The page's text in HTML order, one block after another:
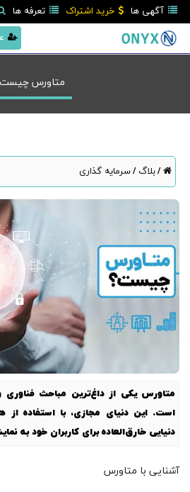
آگهی ها خرید اشتراک تعرفه ها
متاورس چیست
/بلاگ/سرمایه گذاری
متاورس یکی از داغ‌ترین مباحث فناوری
است. این دنیای مجازی، با استفاده
دنیایی خارق‌العاده برای کاربران خود به
آشنایی با متاورس